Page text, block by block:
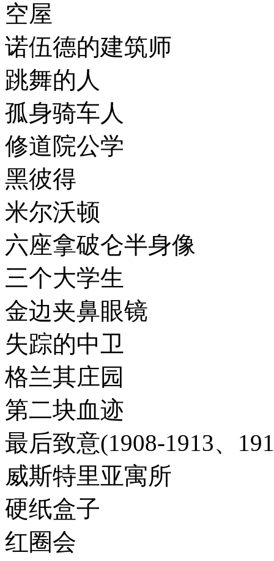
空屋
诺伍德的建筑师
跳舞的人
孤身骑车人
修道院公学
黑彼得
米尔沃顿
六座拿破仑半身像
三个大学生
金边夹鼻眼镜
失踪的中卫
格兰其庄园
第二块血迹
最后致意(1908-1913、
威斯特里亚寓所
硬纸盒子
红圈会